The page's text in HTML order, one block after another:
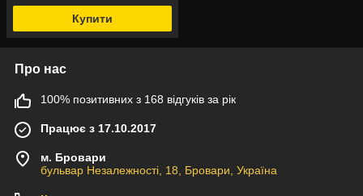
Купити
Про нас
100% позитивних з 168 відгуків за рік
Працює з 17.10.2017
м. Бровари
бульвар Незалежності, 18, Бровари, Україна